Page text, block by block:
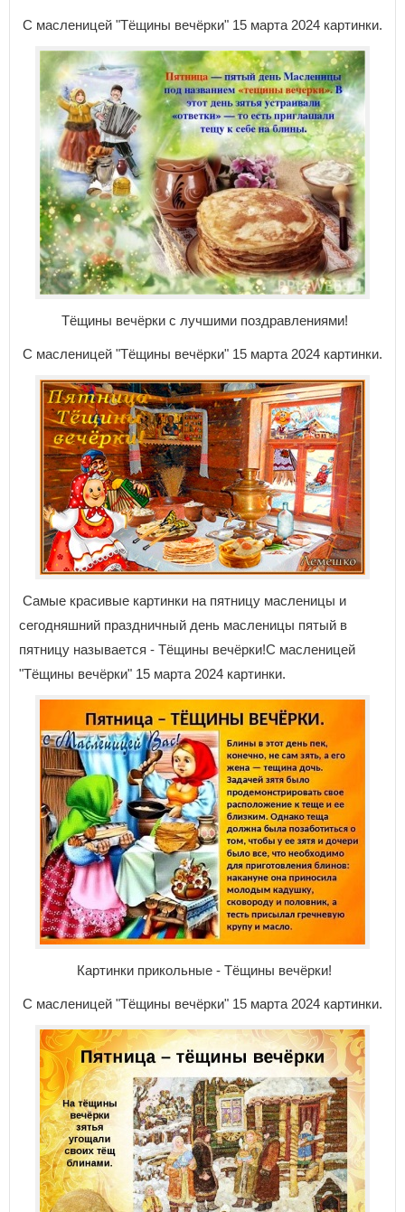
С масленицей "Тёщины вечёрки" 15 марта 2024 картинки.
Тёщины вечёрки с лучшими поздравлениями!
С масленицей "Тёщины вечёрки" 15 марта 2024 картинки.
Самые красивые картинки на пятницу масленицы и
сегодняшний праздничный день масленицы пятый в
пятницу называется - Тёщины вечёрки!С масленицей
"Тёщины вечёрки" 15 марта 2024 картинки.
Картинки прикольные - Тёщины вечёрки!
С масленицей "Тёщины вечёрки" 15 марта 2024 картинки.